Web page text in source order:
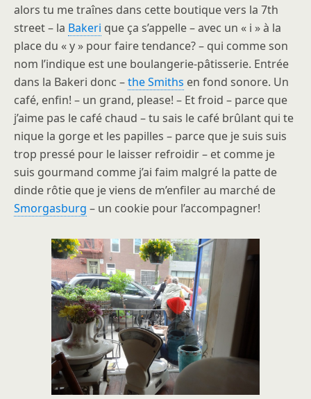
alors tu me traînes dans cette boutique vers la 7th
street – la Bakeri que ça s’appelle – avec un « i » à la
place du « y » pour faire tendance? – qui comme son
nom l’indique est une boulangerie-pâtisserie. Entrée
dans la Bakeri donc –the Smiths en fond sonore. Un
café, enfin! – un grand, please! – Et froid – parce que
j’aime pas le café chaud – tu sais le café brûlant qui te
nique la gorge et les papilles – parce que je suis suis
trop pressé pour le laisser refroidir – et comme je
suis gourmand comme j’ai faim malgré la patte de
dinde rôtie que je viens de m’enfiler au marché de
Smorgasburg – un cookie pour l’accompagner!